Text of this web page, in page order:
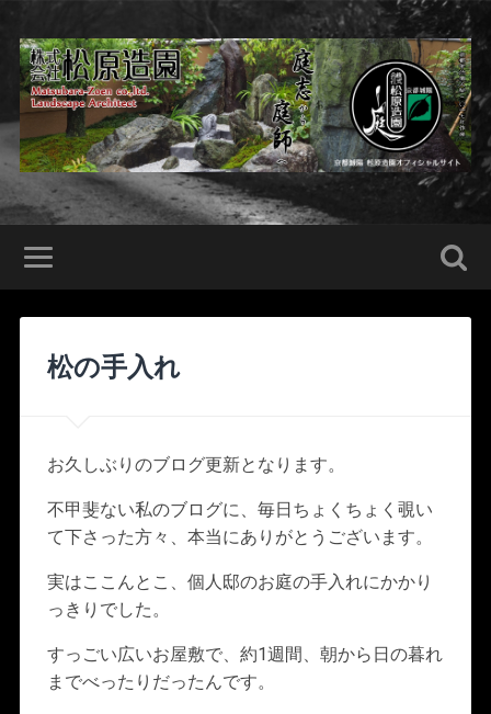
松の手入れ
お久しぶりのブログ更新となります。
不甲斐ない私のブログに、毎日ちょくちょく覗い
て下さった方々、本当にありがとうございます。
実はここんとこ、個人邸のお庭の手入れにかかり
っきりでした。
すっごい広いお屋敷で、約1週間、朝から日の暮れ
までべったりだったんです。